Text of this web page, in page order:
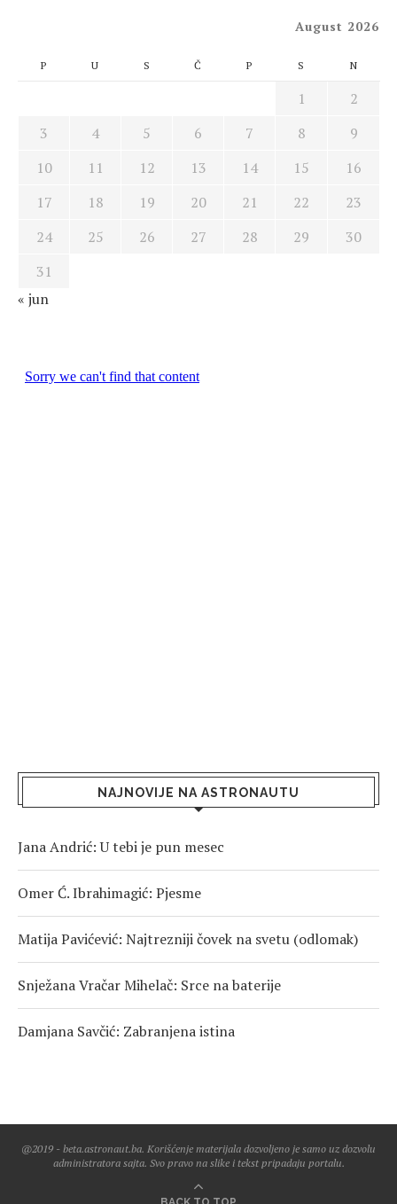
August 2026
P U S Č P S N
1
2
3
4 5 6 7 8
9
10
11 12 13 14 15
16
17
18 19 20 21 22
23
24
25 26 27 28 29
30
31
« jun
NAJNOVIJE NA ASTRONAUTU
Jana Andrić: U tebi je pun mesec
Omer Ć. Ibrahimagić: Pjesme
Matija Pavićević: Najtrezniji čovek na svetu (odlomak)
Snježana Vračar Mihelač: Srce na baterije
Damjana Savčić: Zabranjena istina
@2019 - beta.astronaut.ba. Korišćenje materijala dozvoljeno je samo uz dozvolu
administratora sajta. Svo pravo na slike i tekst pripadaju portalu.